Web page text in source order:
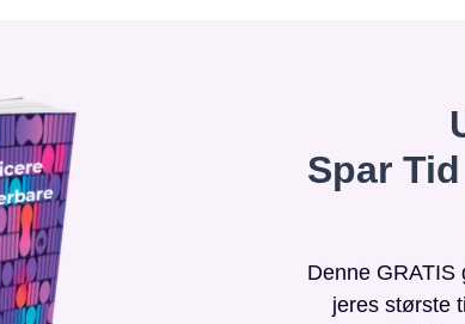
Spar
Denne
jeres største